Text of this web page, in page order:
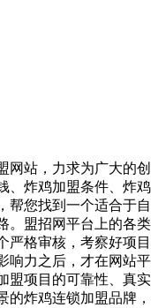
网站，力求为广大的创
、炸鸡加盟条件、炸鸡
帮您找到一个适合于自
。盟招网平台上的各类
严格审核，考察好项目
响力之后，才在网站平
盟项目的可靠性、真实
的炸鸡连锁加盟品牌，